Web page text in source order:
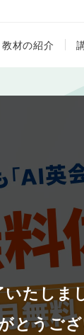
教材の紹介
たしま
とうござ